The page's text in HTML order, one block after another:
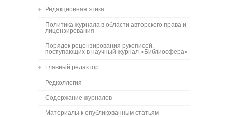
Редакционная этика
Политика журнала в области авторского права и
лицензирования
Порядок рецензирования рукописей,
поступающих в научный журнал «Библиосфера»
Главный редактор
Редколлегия
Содержание журналов
Материалы к опубликованным статьям